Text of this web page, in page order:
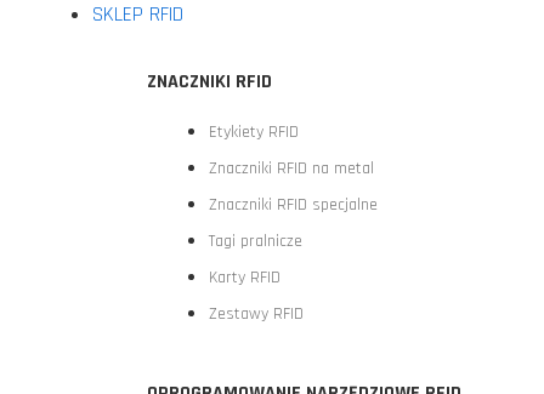
SKLEP RFID
ZNACZNIKI RFID
Etykiety RFID
Znaczniki RFID na metal
Znaczniki RFID specjalne
Tagi pralnicze
Karty RFID
Zestawy RFID